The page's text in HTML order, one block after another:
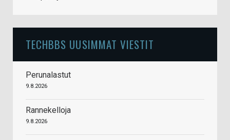
TECHBBS UUSIMMAT VIESTIT
Perunalastut
9.8.2026
Rannekelloja
9.8.2026